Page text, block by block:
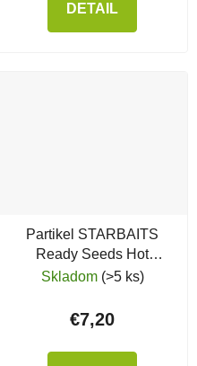
DETAIL
Partikel STARBAITS
Ready Seeds Hot
Demon Spod Mix (zmes
Skladom (>5 ks)
€7,20